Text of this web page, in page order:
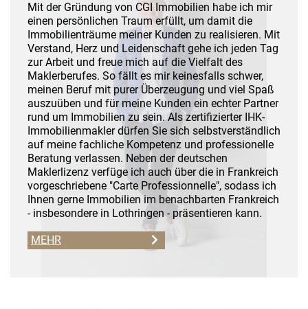
Mit der Gründung von CGI Immobilien habe ich mir
einen persönlichen Traum erfüllt, um damit die
Immobilienträume meiner Kunden zu realisieren. Mit
Verstand, Herz und Leidenschaft gehe ich jeden Tag
zur Arbeit und freue mich auf die Vielfalt des
Maklerberufes. So fällt es mir keinesfalls schwer,
meinen Beruf mit purer Überzeugung und viel Spaß
auszuüben und für meine Kunden ein echter Partner
rund um Immobilien zu sein. Als zertifizierter IHK-
Immobilienmakler dürfen Sie sich selbstverständlich
auf meine fachliche Kompetenz und professionelle
Beratung verlassen. Neben der deutschen
Maklerlizenz verfüge ich auch über die in Frankreich
vorgeschriebene "Carte Professionnelle", sodass ich
Ihnen gerne Immobilien im benachbarten Frankreich
- insbesondere in Lothringen - präsentieren kann.
MEHR